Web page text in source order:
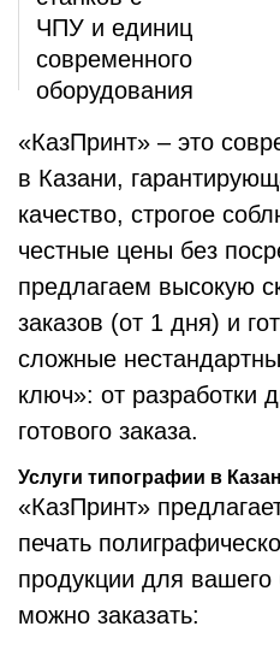
«КазПринт» – это
в Казани,
качество, строгое
честные цены без
предлагаем высокую
заказов (от 1 дня) и
сложные
ключ»: от разработки
готового заказа.
Услуги типографии в
«КазПринт»
печать
продукции для вашего
можно заказать:
ЧПУ и единиц
современного
оборудования